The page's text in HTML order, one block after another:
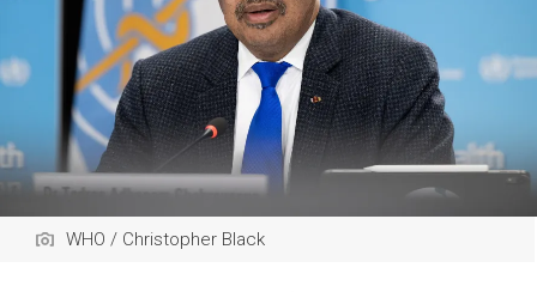
WHO / Christopher Black